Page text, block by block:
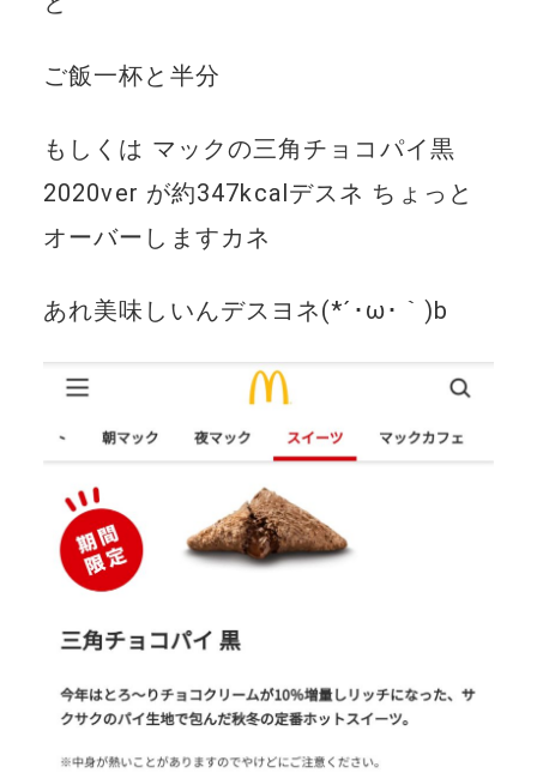
ご飯一杯と半分
もしくは マックの三角チョコパイ黒
2020ver が約347kcalデスネ ちょっと
オーバーしますカネ
あれ美味しいんデスヨネ(*´･ω･｀)b